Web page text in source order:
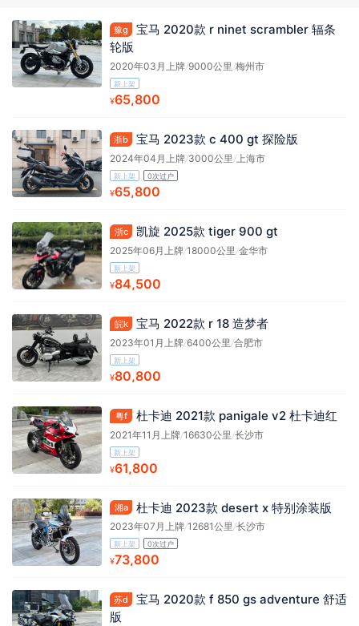
豫g
宝马 2020款 r ninet scrambler 辐条
轮版
2020年03月上牌/9000公里 /梅州市
新上架
¥65,800
浙b 宝马 2023款 c 400 gt 探险版
2024年04月上牌/3000公里 /上海市
新上架 0次过户
¥65,800
浙c 凯旋 2025款 tiger 900 gt
2025年06月上牌/18000公里 /金华市
新上架
¥84,500
皖k 宝马 2022款 r 18 造梦者
2023年01月上牌/6400公里 /合肥市
新上架
¥80,800
粤f 杜卡迪 2021款 panigale v2 杜卡迪红
2021年11月上牌/16630公里 /长沙市
新上架
¥61,800
湘a 杜卡迪 2023款 desert x 特别涂装版
2023年07月上牌/12681公里/长沙市
新上架 0次过户
¥73,800
苏d
宝马 2020款 f 850 gs adventure 舒适
版